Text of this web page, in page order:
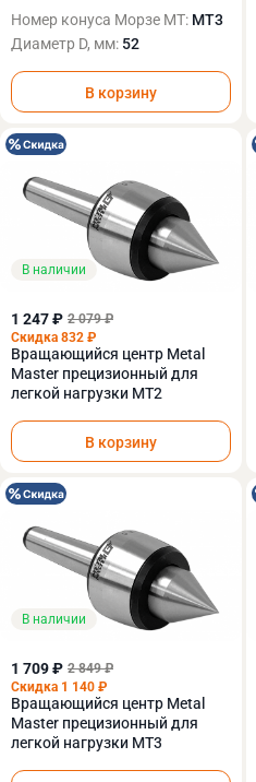
Номер конуса Морзе МТ: МТ3
Диаметр D, мм: 52
В корзину
В наличии
1 247 ₽ 2 079 ₽
Скидка 832 ₽
Вращающийся центр Metal
Master прецизионный для
легкой нагрузки MT2
В корзину
В наличии
1 709 ₽ 2 849 ₽
Скидка 1 140 ₽
Вращающийся центр Metal
Master прецизионный для
легкой нагрузки MT3